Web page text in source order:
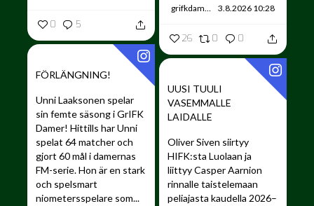
0 5
grifkdamer 3.8.2026 10:28
26 0 0
FÖRLÄNGNING!
Unni Laaksonen spelar
sin femte säsong i GrIFK
Damer! Hittills har Unni
spelat 64 matcher och
gjort 60 mål i damernas
FM-serie. Hon är en stark
och spelsmart
niometersspelare som...
UUSI TUULI
VASEMMALLE
LAIDALLE ️
Oliver Siven siirtyy
HIFK:sta Luolaan ja
liittyy Casper Aarnion
rinnalle taistelemaan
peliajasta kaudella 2026–